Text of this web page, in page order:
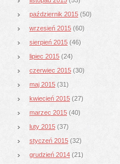
październik 2015 (50)
wrzesień 2015 (60)
sierpień 2015 (46)
lipiec 2015 (24)
czerwiec 2015 (30)
maj 2015 (31)
kwiecień 2015 (27)
marzec 2015 (40)
luty 2015 (37)
styczeń 2015 (32)
grudzień 2014 (21)